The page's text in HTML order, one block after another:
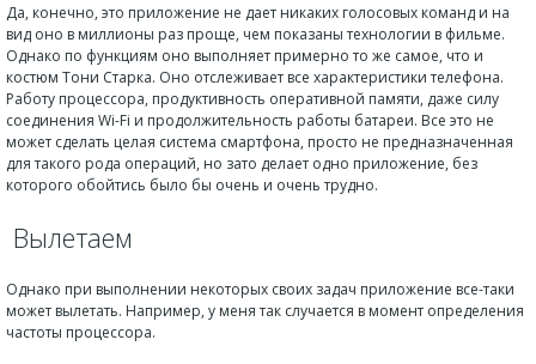
Да, конечно, это приложение не дает никаких голосовых команд и на
вид оно в миллионы раз проще, чем показаны технологии в фильме.
Однако по функциям оно выполняет примерно то же самое, что и
костюм Тони Старка. Оно отслеживает все характеристики телефона.
Работу процессора, продуктивность оперативной памяти, даже силу
соединения Wi-Fi и продолжительность работы батареи. Все это не
может сделать целая система смартфона, просто не предназначенная
для такого рода операций, но зато делает одно приложение, без
которого обойтись было бы очень и очень трудно.
Вылетаем
Однако при выполнении некоторых своих задач приложение все-таки
может вылетать. Например, у меня так случается в момент определения
частоты процессора.